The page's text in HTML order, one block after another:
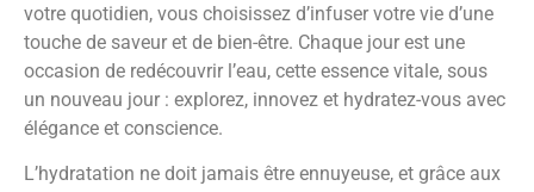
votre quotidien, vous choisissez d’infuser votre vie d’une
touche de saveur et de bien-être. Chaque jour est une
occasion de redécouvrir l’eau, cette essence vitale, sous
un nouveau jour : explorez, innovez et hydratez-vous avec
élégance et conscience.
L’hydratation ne doit jamais être ennuyeuse, et grâce aux